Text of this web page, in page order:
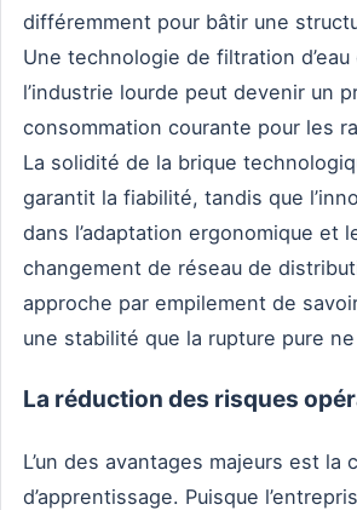
différemment pour bâtir une
Une technologie de filtration
l’industrie lourde peut devenir un
consommation courante pour les
La solidité de la brique
garantit la fiabilité, tandis que
dans l’adaptation ergonomique et
changement de réseau de
approche par empilement de
une stabilité que la rupture pure
La réduction des risques
L’un des avantages majeurs est la
d’apprentissage. Puisque